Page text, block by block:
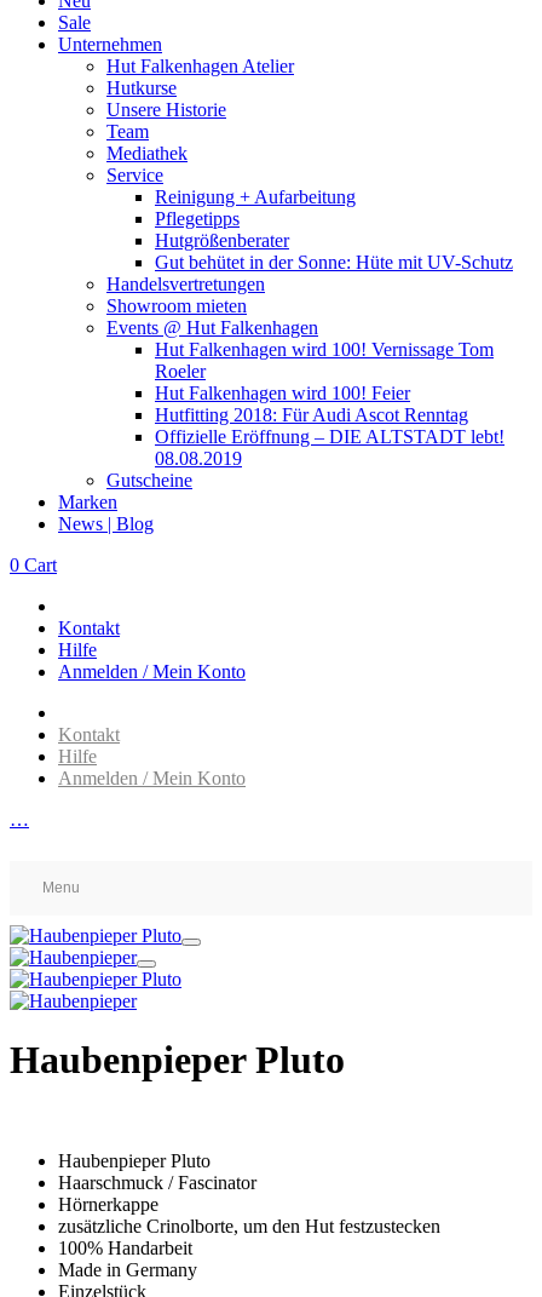
Sale
Unternehmen
Hut Falkenhagen Atelier
Hutkurse
Unsere Historie
Team
Mediathek
Service
Reinigung + Aufarbeitung
Pflegetipps
Hutgrößenberater
Gut behütet in der Sonne: Hüte mit UV-Schutz
Handelsvertretungen
Showroom mieten
Events @ Hut Falkenhagen
Hut Falkenhagen wird 100! Vernissage Tom
Roeler
Hut Falkenhagen wird 100! Feier
Hutfitting 2018: Für Audi Ascot Renntag
Offizielle Eröffnung – DIE ALTSTADT lebt!
08.08.2019
Gutscheine
Marken
News | Blog
0 Cart
Kontakt
Hilfe
Anmelden / Mein Konto
Kontakt
Hilfe
Anmelden / Mein Konto
…
Menu
Haubenpieper Pluto
Haubenpieper Pluto
Haarschmuck / Fascinator
Hörnerkappe
zusätzliche Crinolborte, um den Hut festzustecken
100% Handarbeit
Made in Germany
Einzelstück